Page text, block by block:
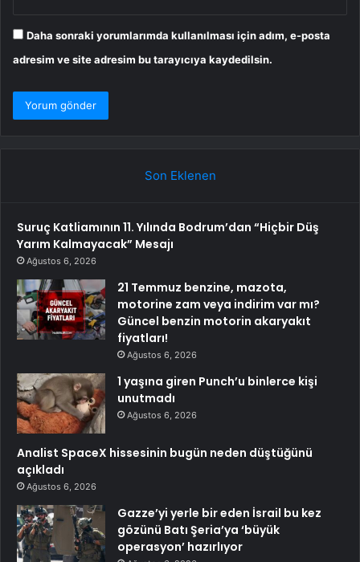
Daha sonraki yorumlarımda kullanılması için adım, e-posta
adresim ve site adresim bu tarayıcıya kaydedilsin.
Son Eklenen
Suruç Katliamının 11. Yılında Bodrum’dan “Hiçbir Düş
Yarım Kalmayacak” Mesajı
Ağustos 6, 2026
21 Temmuz benzine, mazota,
motorine zam veya indirim var mı?
Güncel benzin motorin akaryakıt
fiyatları!
Ağustos 6, 2026
1 yaşına giren Punch’u binlerce kişi
unutmadı
Ağustos 6, 2026
Analist SpaceX hissesinin bugün neden düştüğünü
açıkladı
Ağustos 6, 2026
Gazze’yi yerle bir eden İsrail bu kez
gözünü Batı Şeria’ya ‘büyük
operasyon’ hazırlıyor